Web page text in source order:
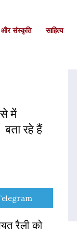
और संस्कृति साहित्‍य
में
बता रहे हैं
रैली को